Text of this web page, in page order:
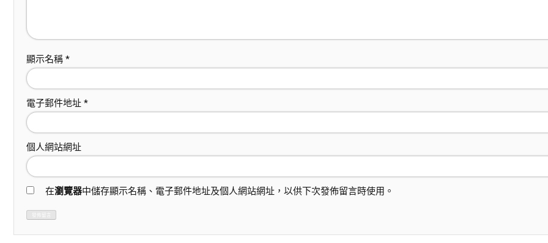
顯示名稱 *
電子郵件地址 *
個人網站網址
在瀏覽器中儲存顯示名稱、電子郵件地址及個人網站網址，以供下次發佈留言時使用。